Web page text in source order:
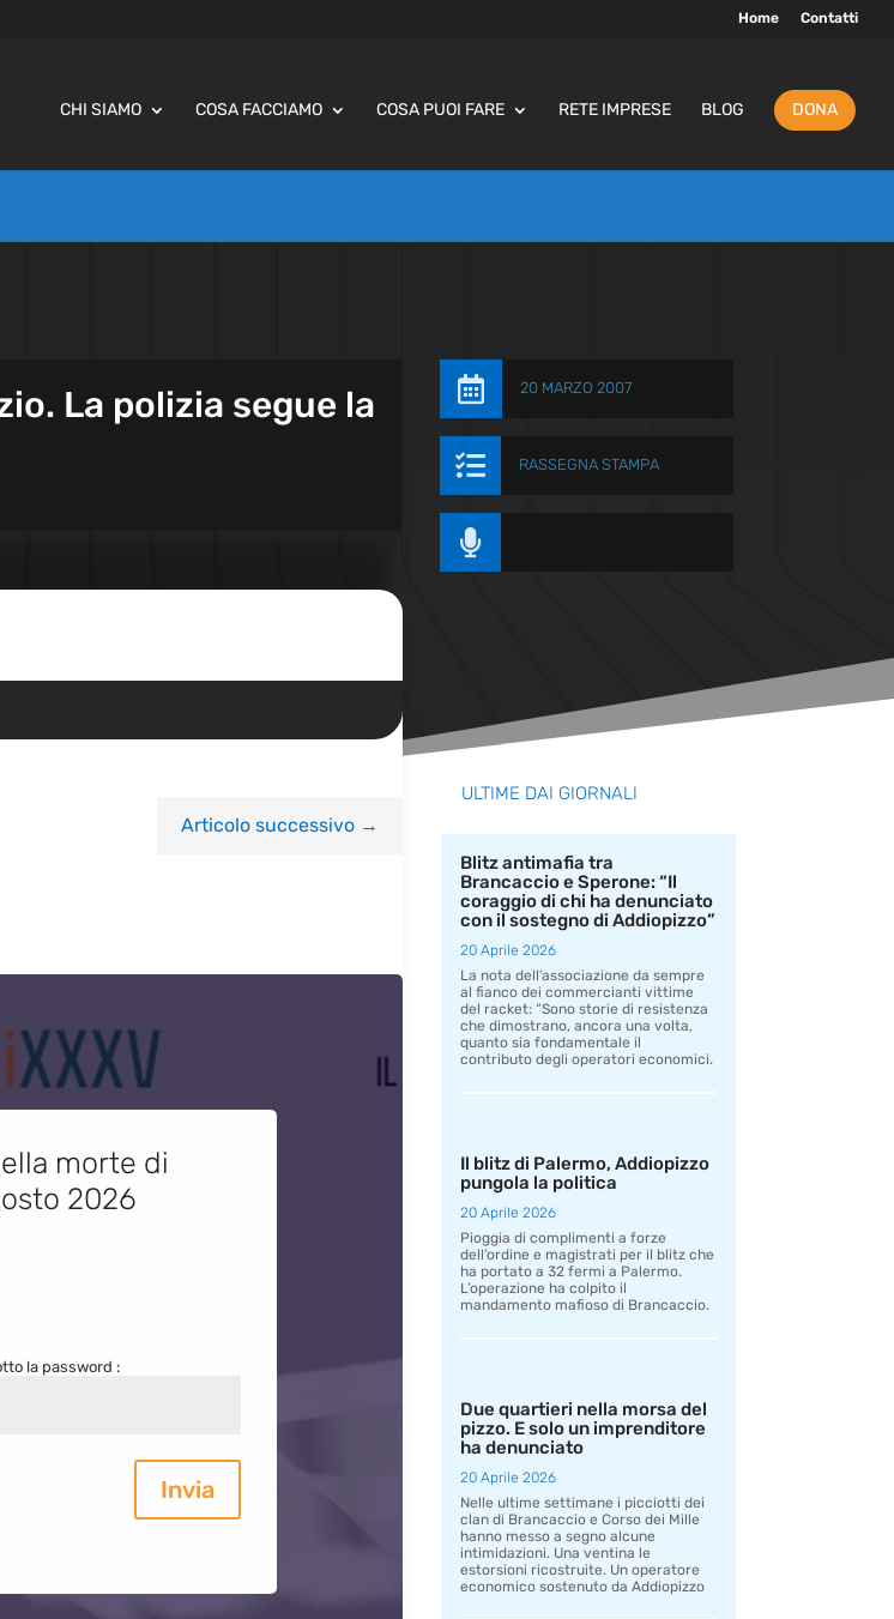
Home Contatti
CHI SIAMO COSA FACCIAMO COSA PUOI FARE RETE IMPRESE BLOG DONA
La polizia segue la
 20 MARZO 2007
 RASSEGNA STAMPA

Articolo successivo→
morte di
2026
la password :
Invia
ULTIME DAI GIORNALI
Blitz antimafia tra
Brancaccio e Sperone: “Il
coraggio di chi ha denunciato
con il sostegno di Addiopizzo”
20 Aprile 2026
La nota dell’associazione da sempre
al fianco dei commercianti vittime
del racket: “Sono storie di resistenza
che dimostrano, ancora una volta,
quanto sia fondamentale il
contributo degli operatori economici.
Il blitz di Palermo, Addiopizzo
pungola la politica
20 Aprile 2026
Pioggia di complimenti a forze
dell’ordine e magistrati per il blitz che
ha portato a 32 fermi a Palermo.
L’operazione ha colpito il
mandamento mafioso di Brancaccio.
Due quartieri nella morsa del
pizzo. E solo un imprenditore
ha denunciato
20 Aprile 2026
Nelle ultime settimane i picciotti dei
clan di Brancaccio e Corso dei Mille
hanno messo a segno alcune
intimidazioni. Una ventina le
estorsioni ricostruite. Un operatore
economico sostenuto da Addiopizzo